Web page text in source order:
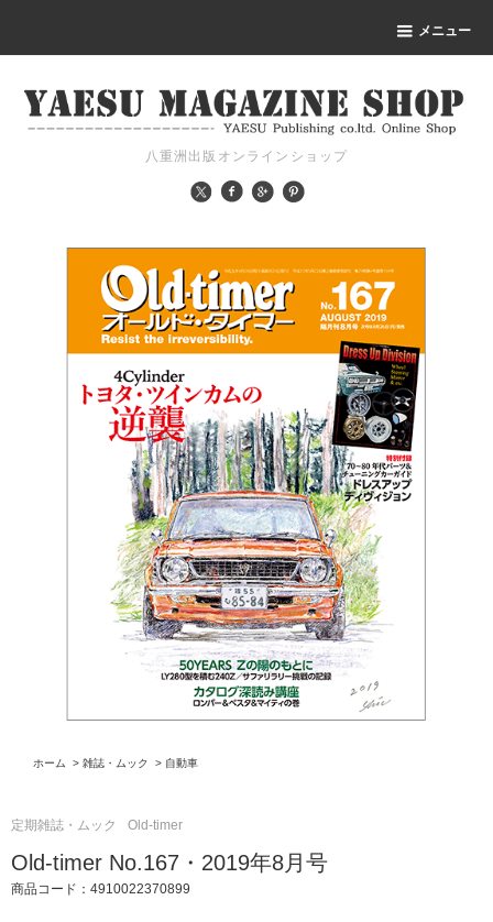
メニュー
八重洲出版オンラインショップ
ホーム > 雑誌・ムック > 自動車
定期雑誌・ムック Old-timer
Old-timer No.167・2019年8月号
商品コード：4910022370899